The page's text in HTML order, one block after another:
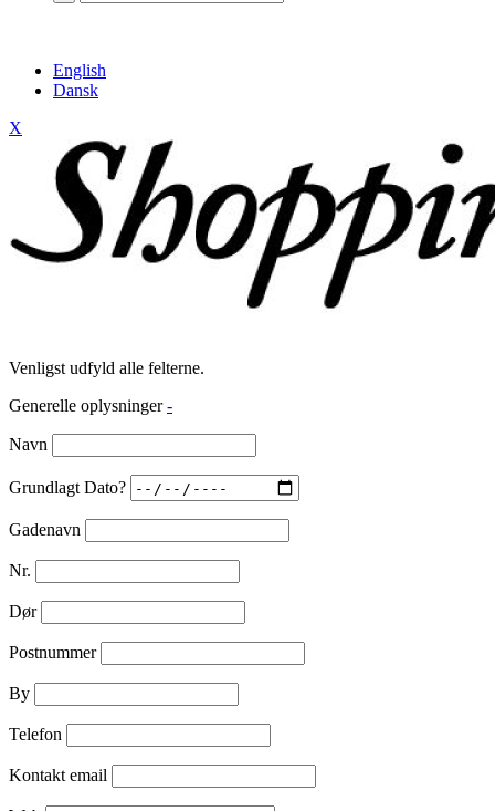
English
Dansk
X
Venligst udfyld alle felterne.
Generelle oplysninger -
Navn
Grundlagt Dato?
Gadenavn
Nr.
Dør
Postnummer
By
Telefon
Kontakt email